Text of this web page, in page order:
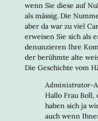
wenn Sie diese auf
als mässig. Die
aber da war zu viel
erweisen Sie sich als
denunzieren Ihre
der berühmte alte
Die Geschichte vom
Administrator-
Hallo Frau Boll,
haben sich ja
auch wenn